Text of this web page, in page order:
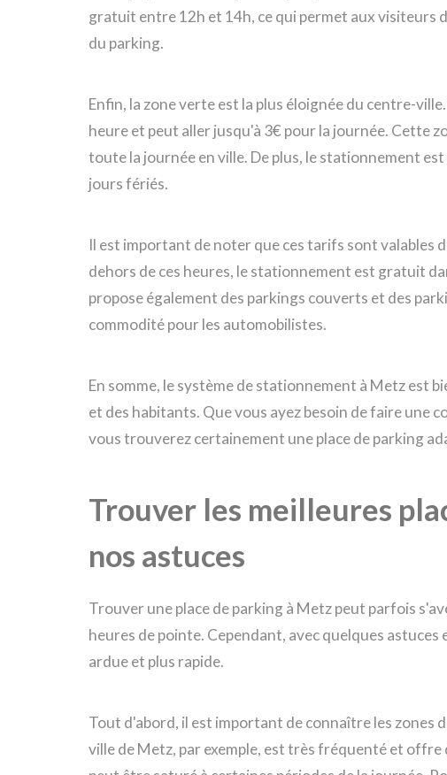
gratuit entre 12h et 14h, ce qui permet aux visiteurs
du parking.
Enfin, la zone verte est la plus éloignée du centre-
heure et peut aller jusqu'à 3€ pour la journée. Cette
toute la journée en ville. De plus, le stationnement
jours fériés.
Il est important de noter que ces tarifs sont valables
dehors de ces heures, le stationnement est gratuit
propose également des parkings couverts et des
commodité pour les automobilistes.
En somme, le système de stationnement à Metz est
et des habitants. Que vous ayez besoin de faire une
vous trouverez certainement une place de parking
Trouver les meilleures
nos astuces
Trouver une place de parking à Metz peut parfois
heures de pointe. Cependant, avec quelques
ardue et plus rapide.
Tout d'abord, il est important de connaître les zones
ville de Metz, par exemple, est très fréquenté et